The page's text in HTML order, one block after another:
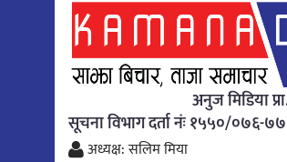
अनुज मिडिया
सूचना विभाग दर्ता नंः १५५०/०७६-७७
अध्यक्ष: सलिम मिया